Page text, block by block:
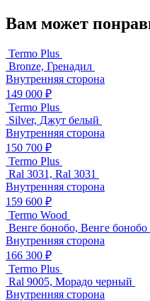
Вам может
Termo Plus
Bronze, Гренадил
Внутренняя сторона
149 000 ₽
Termo Plus
Silver, Джут белый
Внутренняя сторона
150 700 ₽
Termo Plus
Ral 3031, Ral 3031
Внутренняя сторона
159 600 ₽
Termo Wood
Венге бонобо, Венге бонобо
Внутренняя сторона
166 300 ₽
Termo Plus
Ral 9005, Морадо черный
Внутренняя сторона